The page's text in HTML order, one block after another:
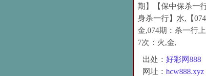
期】【保中保杀一
身杀一行】水,【
金,074期：杀一行
7次：火,金,
出处： 好彩网888
网址： hcw888.xyz